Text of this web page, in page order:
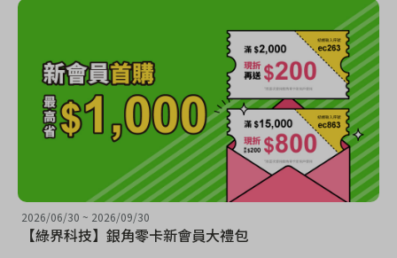
2026/06/30 ~ 2026/09/30
【綠界科技】銀角零卡新會員大禮包